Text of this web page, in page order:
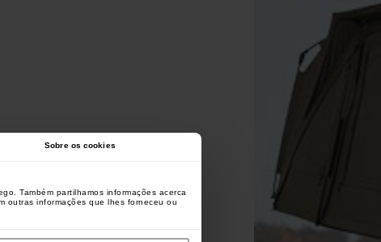
Sobre os cookies
Também partilhamos informações acerca
outras informações que lhes forneceu ou